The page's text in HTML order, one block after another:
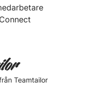
Teamtailor